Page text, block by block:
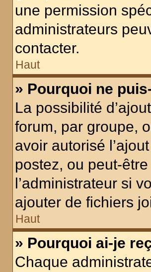
une permission
administrateurs
contacter.
Haut
» Pourquoi ne
La possibilité
forum, par groupe,
avoir autorisé
postez, ou peut-
l’administrateur si
ajouter de fichiers
Haut
» Pourquoi ai-je
Chaque